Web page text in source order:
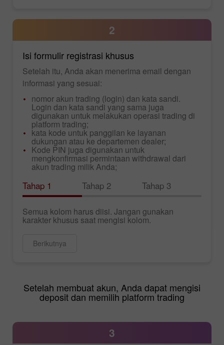
2
Isi formulir registrasi khusus
Setelah itu, Anda akan menerima email dengan
informasi yang sesuai:
nomor akun trading (login) dan kata sandi.
Login dan kata sandi yang sama juga
digunakan untuk melakukan operasi trading di
platform trading;
kata kode untuk panggilan ke layanan
dukungan atau ke departemen dealer;
Kode PIN juga digunakan untuk
mengkonfirmasi permintaan withdrawal dari
akun trading milik Anda;
Tahap 1 Tahap 2 Tahap 3
Semua kolom harus diisi. Jangan gunakan
karakter khusus saat mengisi kolom.
Berikutnya
Setelah membuat akun, Anda dapat mengisi
deposit dan memilih platform trading
3